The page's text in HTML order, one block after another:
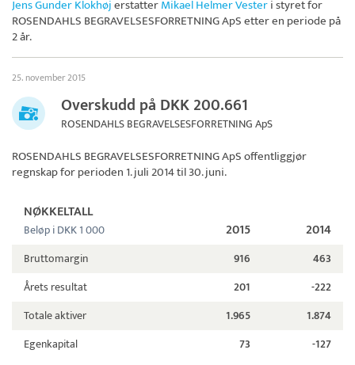
Jens Gunder KlokhøjerstatterMikael Helmer Vesteri styret for
ROSENDAHLS BEGRAVELSESFORRETNING ApSetter en periode på
2 år.
25. november 2015
Overskudd på DKK 200.661
ROSENDAHLS BEGRAVELSESFORRETNING ApS
ROSENDAHLS BEGRAVELSESFORRETNING ApSoffentliggjør
regnskap for perioden 1. juli 2014 til 30. juni.
NØKKELTALL
Beløp i DKK 1 000 2015 2014
Bruttomargin 916
463
Årets resultat
201
-222
Totale aktiver
1.965
1.874
Egenkapital
73 -127